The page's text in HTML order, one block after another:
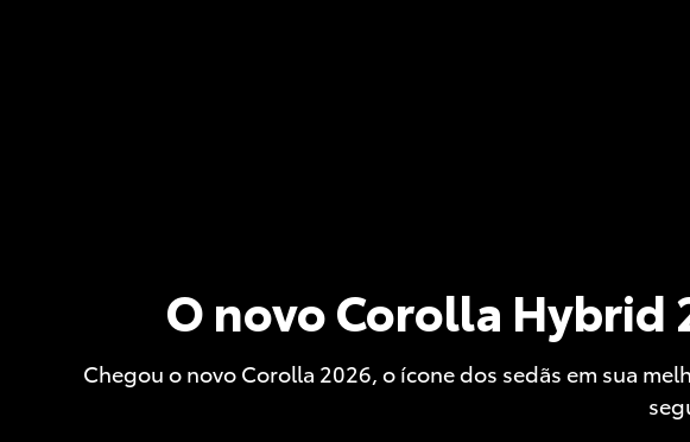
O novo Corolla Hybrid
Chegou o novo Corolla 2026, o ícone dos sedãs em sua